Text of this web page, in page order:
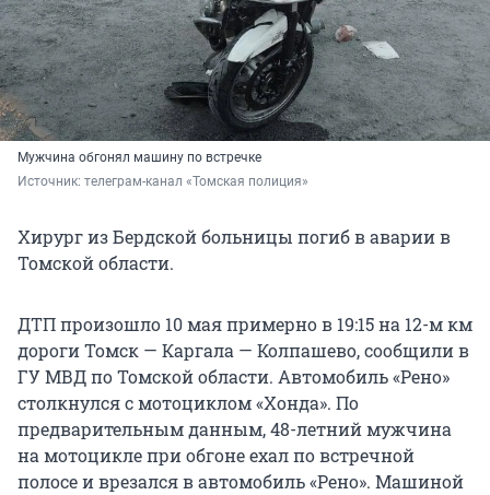
Мужчина обгонял машину по встречке
Источник: телеграм-канал «Томская полиция»
Хирург из Бердской больницы погиб в аварии в
Томской области.
ДТП произошло 10 мая примерно в 19:15 на 12-м км
дороги Томск — Каргала — Колпашево, сообщили в
ГУ МВД по Томской области. Автомобиль «Рено»
столкнулся с мотоциклом «Хонда». По
предварительным данным, 48-летний мужчина
на мотоцикле при обгоне ехал по встречной
полосе и врезался в автомобиль «Рено». Машиной